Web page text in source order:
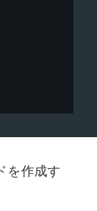
を作成す